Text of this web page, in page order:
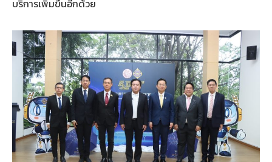
บริการเพิ่มขึ้นอีกด้วย